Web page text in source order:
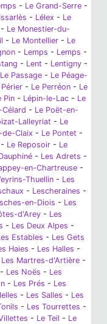
- Le Grand-Serre -
- Lélex - Le
- Le Monestier-du-
- Le Montellier - Le
- Lemps - Lemps -
- Lent - Lentigny -
Le Passage - Le Péage-
Périer - Le Perréon - Le
Pin - Lépin-le-Lac - Le
Célard - Le Poët-en-
Lalleyriat - Le
de-Claix - Le Pontet -
- Le Reposoir - Le
- Les Adrets -
en-Chartreuse -
Thuellin - Les
- Lescheraines -
en-Diois - Les
d'Arey - Les
- Les Deux Alpes -
Estables - Les Gets
Haies - Les Halles -
Les Martres-d'Artière -
- Les Noës - Les
- Les Prés - Les
- Les Salles - Les
- Les Tourrettes -
- Le Teil - Le